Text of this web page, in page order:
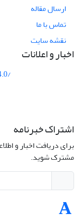
ارسال مقاله
تماس با ما
نقشه سایت
اخبار و اعلانات
اشتراک خبرنامه
برای دریافت اخبار و
مشترک شوید.